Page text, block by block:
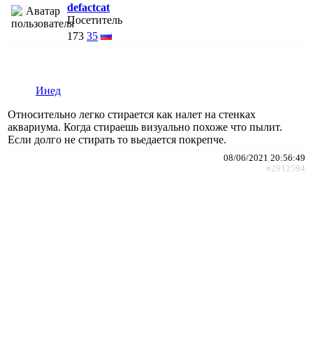
defactcat
Посетитель
173 35
Инед
Относительно легко стирается как налет на стенках
аквариума. Когда стираешь визуально похоже что пылит.
Если долго не стирать то вьедается покрепче.
08/06/2021 20:56:49
#2912594